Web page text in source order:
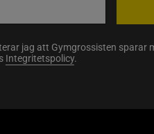
jag att Gymgrossisten sparar
Integritetspolicy.